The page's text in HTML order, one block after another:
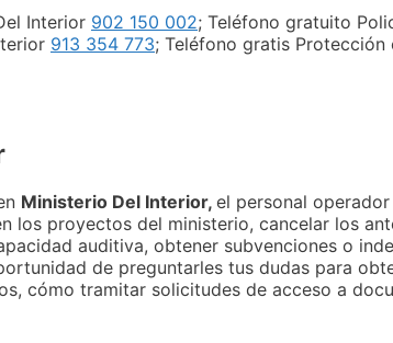
Interior 902 150 002; Teléfono gratuito
913 354 773; Teléfono gratis Protección
Ministerio Del Interior, el personal
proyectos del ministerio, cancelar los
auditiva, obtener subvenciones o
de preguntarles tus dudas para
cómo tramitar solicitudes de acceso a